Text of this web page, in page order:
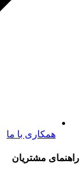
همکاری با ما
راهنمای مشتریان